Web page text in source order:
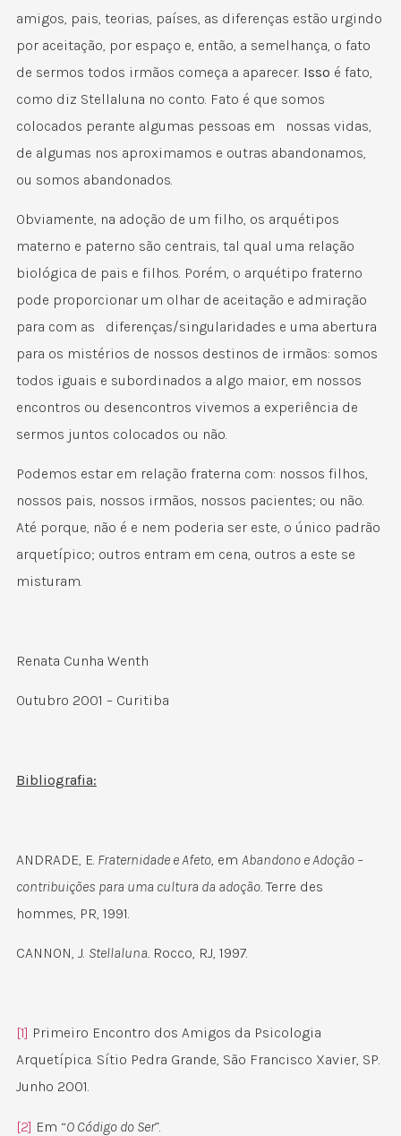
amigos, pais, teorias, países, as diferenças estão urgindo
por aceitação, por espaço e, então, a semelhança, o fato
de sermos todos irmãos começa a aparecer. Isso é fato,
como diz Stellaluna no conto. Fato é que somos
colocados perante algumas pessoas em nossas vidas,
de algumas nos aproximamos e outras abandonamos,
ou somos abandonados.
Obviamente, na adoção de um filho, os arquétipos
materno e paterno são centrais, tal qual uma relação
biológica de pais e filhos. Porém, o arquétipo fraterno
pode proporcionar um olhar de aceitação e admiração
para com as diferenças/singularidades e uma abertura
para os mistérios de nossos destinos de irmãos: somos
todos iguais e subordinados a algo maior, em nossos
encontros ou desencontros vivemos a experiência de
sermos juntos colocados ou não.
Podemos estar em relação fraterna com: nossos filhos,
nossos pais, nossos irmãos, nossos pacientes; ou não.
Até porque, não é e nem poderia ser este, o único padrão
arquetípico; outros entram em cena, outros a este se
misturam.
Renata Cunha Wenth
Outubro 2001 – Curitiba
Bibliografia:
ANDRADE, E. Fraternidade e Afeto, em Abandono e Adoção –
contribuições para uma cultura da adoção.Terre des
hommes, PR, 1991.
CANNON, J. Stellaluna.Rocco, RJ, 1997.
[1] Primeiro Encontro dos Amigos da Psicologia
Arquetípica. Sítio Pedra Grande, São Francisco Xavier, SP.
Junho 2001.
[2] Em “O Código do Ser”.